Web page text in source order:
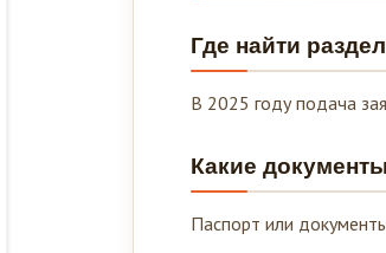
Где найти
В 2025 году подача
Какие
Паспорт или